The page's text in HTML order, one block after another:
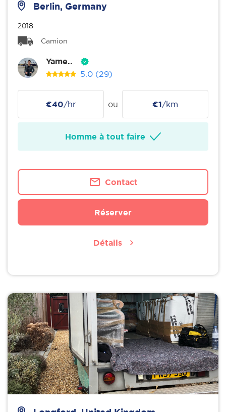
Berlin, Germany
2018
Camion
Yame..
5.0 (29)
€40/hr ou €1/km
Homme à tout faire
Contact
Réserver
Détails